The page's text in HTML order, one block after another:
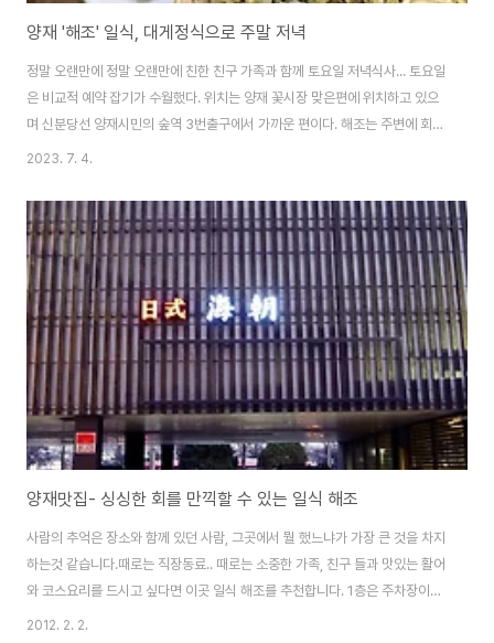
양재 '해조' 일식, 대게정식으로 주말 저녁
정말 오랜만에 정말 오랜만에 친한 친구 가족과 함께 토요일 저녁식사... 토요일
은 비교적 예약 잡기가 수월했다. 위치는 양재 꽃시장 맞은편에 위치하고 있으
며 신분당선 양재시민의 숲역 3번출구에서 가까운 편이다. 해조는 주변에 회사
들이 많아서 그런지 모두 룸타입으로 되어있다. 그래서 회사회식이나 식사미팅
대게코스는 당연 대게가 메인이고 회, 각종 해산물, 생선구이, 튀김, 볶음밥, 해
물라면 코스로 정말 배부르게 먹었다. 우선 대게찌는 동안에 먼저 나온 회..도미
회와 도미숙회 그리고 연어도 작게 나왔다. 씹는 식감도 꼬득해서 역시나 젓가
락이 계속 간다. 함께 나온 해산물 세트...멍게, 새우회, 해삼, 전복 등 다양한 종
류가 먹기 좋..
2023. 7. 4.
양재맛집- 싱싱한 회를 만끽할 수 있는 일식 해조
사람의 추억은 장소와 함께 있던 사람, 그곳에서 뭘 했느냐가 가장 큰 것을 차지
하는것 같습니다.때로는 직장동료.. 때로는 소중한 가족, 친구 들과 맛있는 활어
와 코스요리를 드시고 싶다면 이곳 일식 해조를 추천합니다. 1층은 주차장이고,
2~3층은 식당으로 구성된 독립된 건물입니다. 한적한 주말 저녁, 사촌 모임을
2012. 2. 2.